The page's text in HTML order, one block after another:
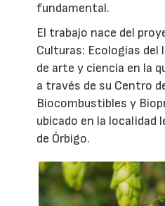
fundamental.
El trabajo nace del
Culturas: Ecologías del
de arte y ciencia en la
a través de su Centro
Biocombustibles y
ubicado en la localidad
de Órbigo.